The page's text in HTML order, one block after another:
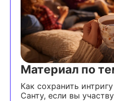
Материал по
Как сохранить
Санту, если вы